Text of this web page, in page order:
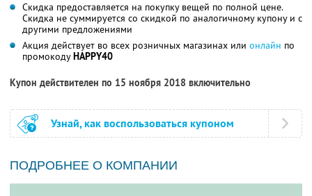
Скидка предоставляется на покупку вещей по полной цене.
Скидка не суммируется со скидкой по аналогичному купону и с
другими предложениями
Акция действует во всех розничных магазинах или онлайн по
промокодуHAPPY40
Купон действителен по 15 ноября 2018 включительно
Узнай, как воспользоваться купоном
ПОДРОБНЕЕ О КОМПАНИИ